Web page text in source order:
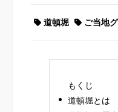
道頓堀 ご当地
もくじ
道頓堀とは